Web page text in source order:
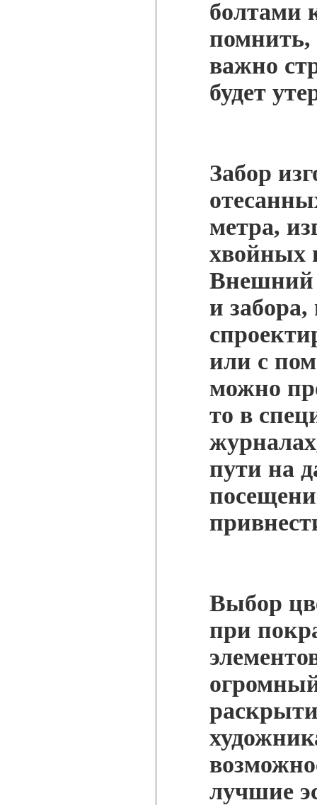
болтами
помнить,
важно
будет
Забор
метра,
хвойных
Внешний
и
или с
можно
то в
пути на
Выбор
при
лучшие